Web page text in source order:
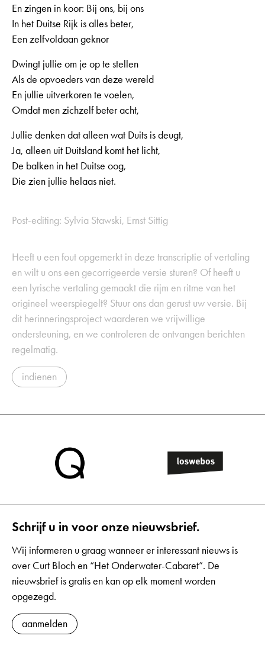
En zingen in koor: Bij ons, bij ons
In het Duitse Rijk is alles beter,
Een zelfvoldaan geknor
Dwingt jullie om je op te stellen
Als de opvoeders van deze wereld
En jullie uitverkoren te voelen,
Omdat men zichzelf beter acht,
Jullie denken dat alleen wat Duits is deugt,
Ja, alleen uit Duitsland komt het licht,
De balken in het Duitse oog,
Die zien jullie helaas niet.
Post-editing: Sylvia Stawski, Ernst Sittig
Heeft u een fout opgemerkt in deze transcriptie of vertaling
en wilt u ons een gecorrigeerde versie sturen? Of heeft u
een lyrische vertaling gemaakt die rijm en ritme van het
origineel weerspiegelt? Stuur ons dan gerust uw versie. Bij
dit herinneringsproject waarderen we vrijwillige
ondersteuning, en we controleren de ontvangen berichten
regelmatig.
indienen
Schrijf u in voor onze nieuwsbrief.
Wij informeren u graag wanneer er interessant nieuws is
over Curt Bloch en “Het Onderwater-Cabaret”. De
nieuwsbrief is gratis en kan op elk moment worden
opgezegd.
aanmelden